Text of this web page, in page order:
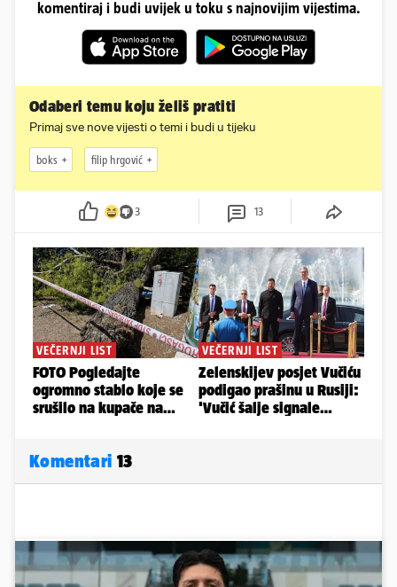
komentiraj i budi uvijek u toku s najnovijim vijestima.
Odaberi temu koju želiš pratiti
Primaj sve nove vijesti o temi i budi u tijeku
boks filip hrgović
3 13
Komentari 13